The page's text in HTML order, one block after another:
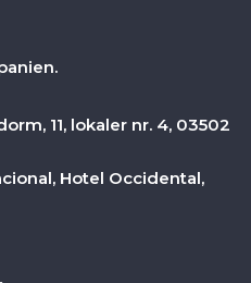
11, lokaler nr. 4, 03502
Hotel Occidental,